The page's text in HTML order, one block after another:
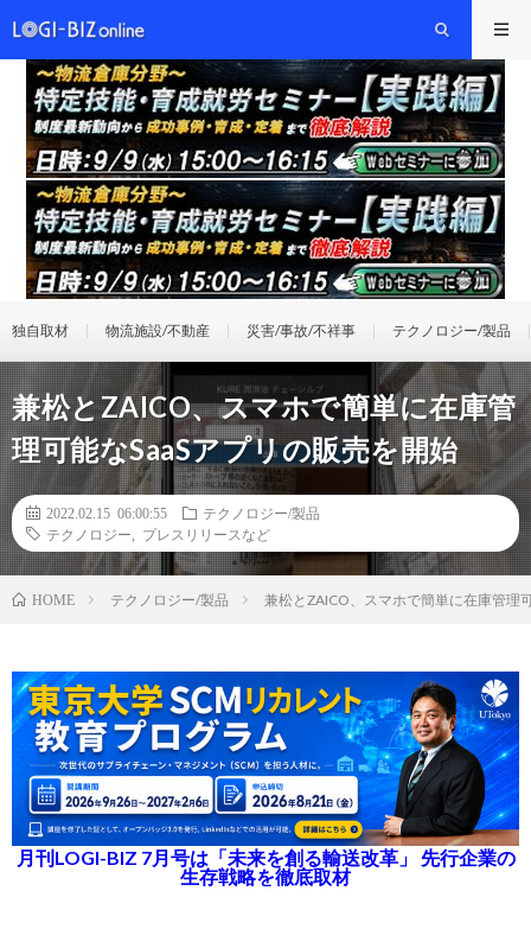
独自取材 物流施設/不動産 災害/事故/不祥事 テクノロジー/製品
兼松とZAICO、スマホで簡単に在庫管
理可能なSaaSアプリの販売を開始
2022.02.15 06:00:55
テクノロジー/製品
テクノロジー
プレスリリースなど
HOME テクノロジー/製品 兼松とZAICO、スマホで簡単に在庫管理
月刊LOGI-BIZ 7月号は「未来を創る輸送改革」 先行企業の
生存戦略を徹底取材